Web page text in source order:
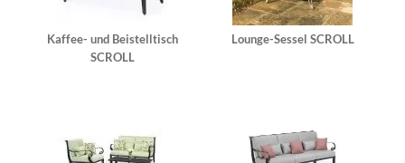
Kaffee- und Beistelltisch
SCROLL
Lounge-Sessel SCROLL